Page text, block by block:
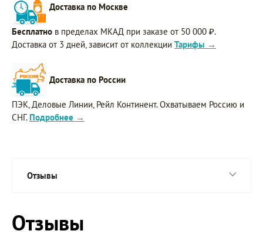
Доставка по Москве
Бесплатно в пределах МКАД при заказе от 50 000 ₽.
Доставка от 3 дней, зависит от коллекции Тарифы →
Доставка по России
ПЭК, Деловые Линии, Рейл Континент. Охватываем Россию и
СНГ. Подробнее →
Отзывы
Отзывы